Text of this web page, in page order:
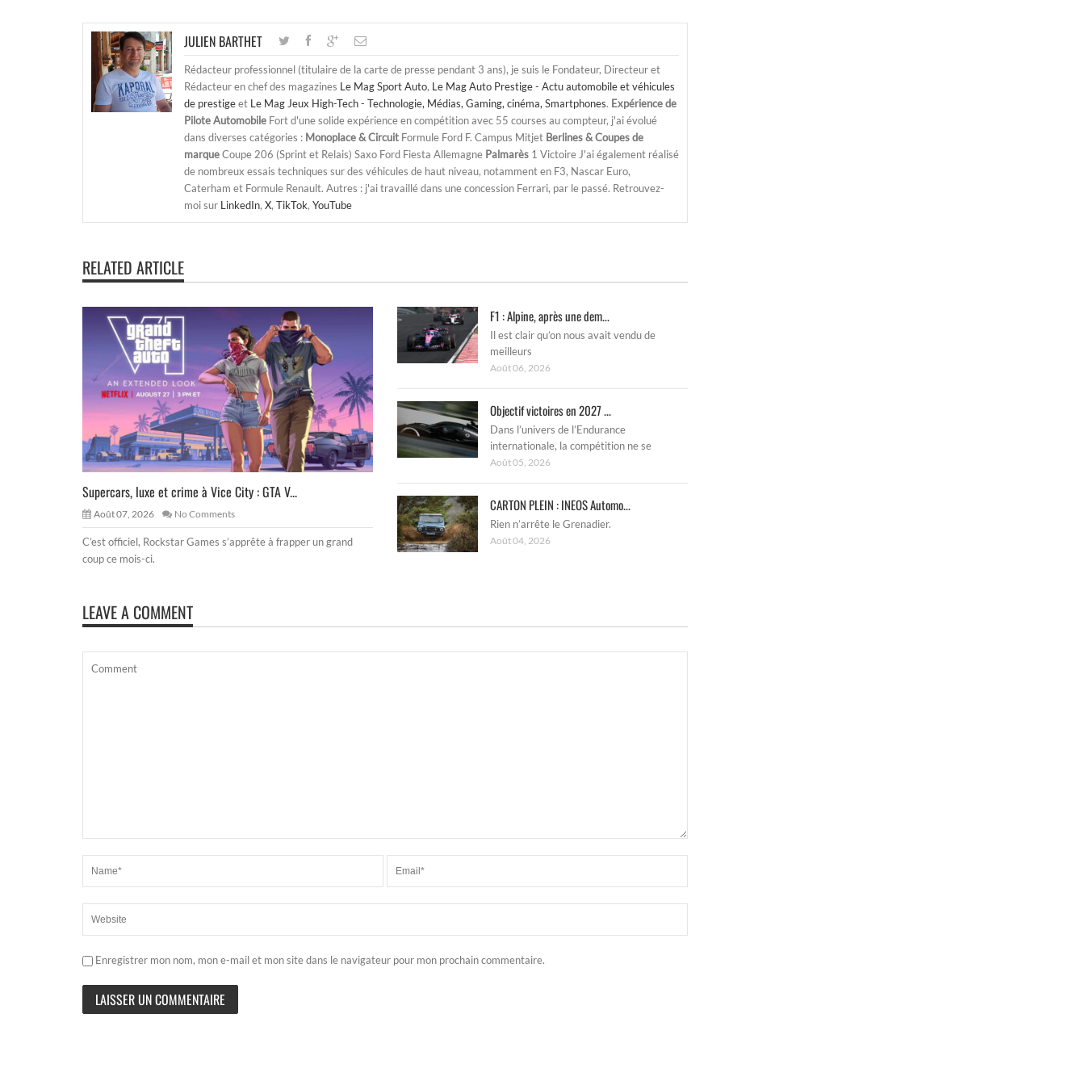
JULIEN BARTHET
Rédacteur professionnel (titulaire de la carte de presse pendant 3 ans), je suis le Fondateur, Directeur et
Rédacteur en chef des magazines Le Mag Sport Auto, Le Mag Auto Prestige - Actu automobile et véhicules
de prestigeet Le Mag Jeux High-Tech - Technologie, Médias, Gaming, cinéma, Smartphones. Expérience de
Pilote Automobile Fort d'une solide expérience en compétition avec 55 courses au compteur, j'ai évolué
dans diverses catégories : Monoplace & Circuit Formule Ford F. Campus Mitjet Berlines & Coupes de
marqueCoupe 206 (Sprint et Relais) Saxo Ford Fiesta Allemagne Palmarès 1 Victoire J'ai également réalisé
de nombreux essais techniques sur des véhicules de haut niveau, notamment en F3, Nascar Euro,
Caterham et Formule Renault. Autres : j'ai travaillé dans une concession Ferrari, par le passé. Retrouvez-
moi sur LinkedIn, X, TikTok, YouTube
RELATED ARTICLE
Supercars, luxe et crime à Vice City : GTA V...
Août 07, 2026 No Comments
C’est officiel, Rockstar Games s’apprête à frapper un grand
coup ce mois-ci.
F1 : Alpine, après une dem...
Il est clair qu’on nous avait vendu de
meilleurs
Août 06, 2026
Objectif victoires en 2027 ...
Dans l’univers de l’Endurance
internationale, la compétition ne se
Août 05, 2026
CARTON PLEIN : INEOS Automo...
Rien n’arrête le Grenadier.
Août 04, 2026
LEAVE A COMMENT
Enregistrer mon nom, mon e-mail et mon site dans le navigateur pour mon prochain commentaire.